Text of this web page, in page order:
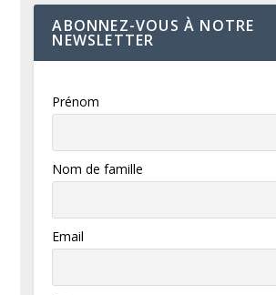
ABONNEZ-VOUS À NOTRE
NEWSLETTER
Prénom
Nom de famille
Email